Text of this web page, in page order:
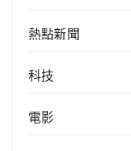
熱點新聞
科技
電影